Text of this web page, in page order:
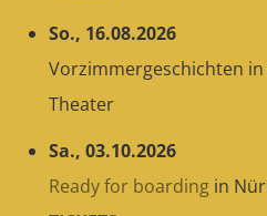
So., 16.08.2026
Vorzimmergeschichten in
Theater
Sa., 03.10.2026
Ready for boarding in